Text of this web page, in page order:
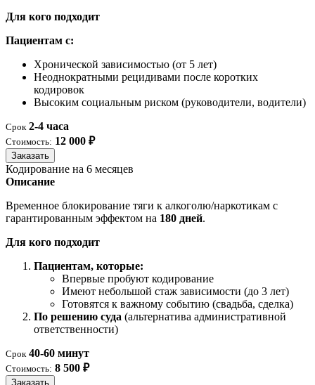
Для кого подходит
Пациентам с:
Хронической зависимостью (от 5 лет)
Неоднократными рецидивами после коротких
кодировок
Высоким социальным риском (руководители, водители)
Срок 2-4 часа
Стоимость: 12 000 ₽
Заказать
Кодирование на 6 месяцев
Описание
Временное блокирование тяги к алкоголю/наркотикам с
гарантированным эффектом на 180 дней.
Для кого подходит
Пациентам, которые:
Впервые пробуют кодирование
Имеют небольшой стаж зависимости (до 3 лет)
Готовятся к важному событию (свадьба, сделка)
По решению суда (альтернатива административной
ответственности)
Срок 40-60 минут
Стоимость: 8 500 ₽
Заказать